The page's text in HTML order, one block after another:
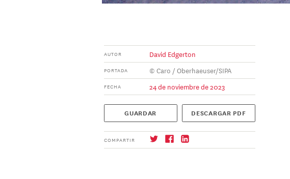
AUTOR David Edgerton
PORTADA © Caro / Oberhaeuser/SIPA
FECHA 24 de noviembre de 2023
GUARDAR DESCARGAR PDF
COMPARTIR